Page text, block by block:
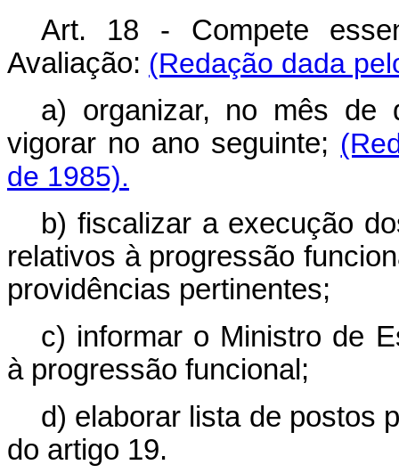
Art. 18 - Compete
Avaliação: (Redação dada
a) organizar, no mês de
vigorar no ano seguinte;
de 1985).
b) fiscalizar a execução
relativos à progressão
providências pertinentes;
c) informar o Ministro de
à progressão funcional;
d) elaborar lista de postos
do artigo 19.